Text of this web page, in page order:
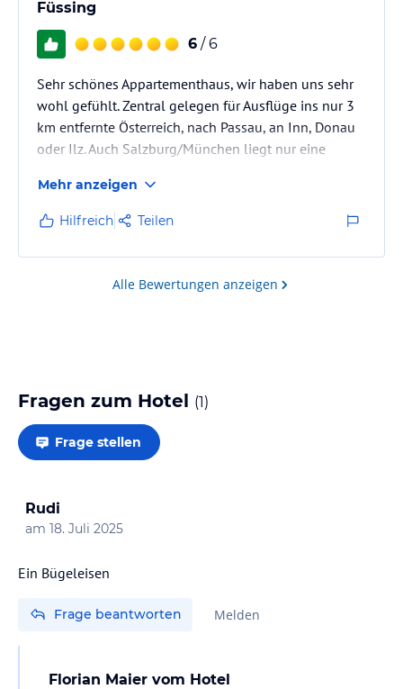
Füssing
6 / 6
Sehr schönes Appartementhaus, wir haben uns sehr
wohl gefühlt. Zentral gelegen für Ausflüge ins nur 3
km entfernte Österreich, nach Passau, an Inn, Donau
oder Ilz. Auch Salzburg/München liegt nur eine
Toll sind auch die 3 Thermen in Bad Füssing mit
ihren riesigen Aussenlandschaften zum Relaxen nach
den täglichen Wandertouren.
Mehr anzeigen
Hilfreich Teilen
Alle Bewertungen anzeigen
Fragen zum Hotel (1)
Frage stellen
Rudi
am 18. Juli 2025
Ein Bügeleisen
Frage beantworten Melden
Florian Maier vom Hotel